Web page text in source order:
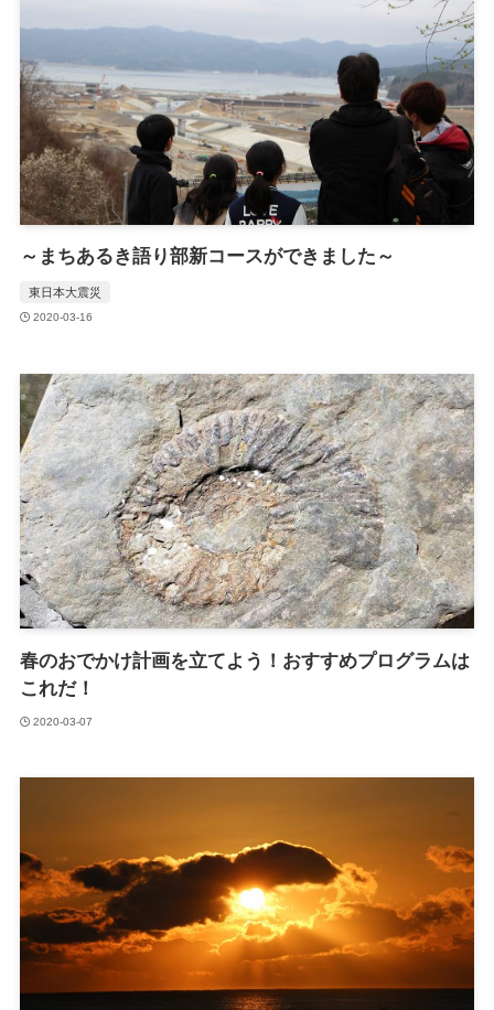
～まちあるき語り部新コースができました～
東日本大震災
2020-03-16
春のおでかけ計画を立てよう！おすすめプログラムは
これだ！
2020-03-07